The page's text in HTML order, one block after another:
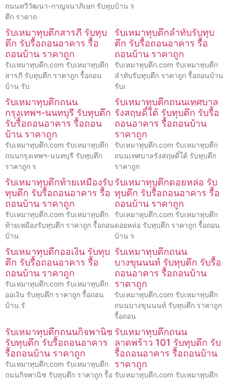
ถนนทวีวัฒนา-กาญจนาภิเษก รับทุบ
ตึก ราคาถ
บ้าน ร
รับเหมาทุบตึกสารภี รับทุบ
ตึก รับรื้อถอนอาคาร รื้อ
ถอนบ้าน ราคาถูก
รับเหมาทุบตึก.com รับเหมาทุบตึก
สารภี รับทุบตึก ราคาถูก รื้อถอน
บ้าน รับ
รับเหมาทุบตึกลำทับรับทุบ
ตึก รับรื้อถอนอาคาร รื้อ
ถอนบ้าน ราคาถูก
รับเหมาทุบตึก.com รับเหมาทุบตึก
ลำทับรับทุบตึก ราคาถูก รื้อถอนบ้าน
รับเ
รับเหมาทุบตึกถนน
กรุงเทพฯ-นนทบุรี รับทุบตึก
รับรื้อถอนอาคาร รื้อถอน
บ้าน ราคาถูก
รับเหมาทุบตึก.com รับเหมาทุบตึก
ถนนกรุงเทพฯ-นนทบุรี รับทุบตึก
ราคาถูก ร
รับเหมาทุบตึกถนนเทศบาล
รังสฤษดิ์ใต้ รับทุบตึก รับรื้อ
ถอนอาคาร รื้อถอนบ้าน
ราคาถูก
รับเหมาทุบตึก.com รับเหมาทุบตึก
ถนนเทศบาลรังสฤษดิ์ใต้ รับทุบตึก
ราคาถูก
รับเหมาทุบตึกท้ายเหมืองรับ
ทุบตึก รับรื้อถอนอาคาร รื้อ
ถอนบ้าน ราคาถูก
รับเหมาทุบตึก.com รับเหมาทุบตึก
ท้ายเหมืองรับทุบตึก ราคาถูก รื้อถอน
บ้าน
รับเหมาทุบตึกดอยหล่อ รับ
ทุบตึก รับรื้อถอนอาคาร รื้อ
ถอนบ้าน ราคาถูก
รับเหมาทุบตึก.com รับเหมาทุบตึก
ดอยหล่อ รับทุบตึก ราคาถูก รื้อถอน
บ้าน ร
รับเหมาทุบตึกออเงิน รับทุบ
ตึก รับรื้อถอนอาคาร รื้อ
ถอนบ้าน ราคาถูก
รับเหมาทุบตึก.com รับเหมาทุบตึก
ออเงิน รับทุบตึก ราคาถูก รื้อถอน
บ้าน รั
รับเหมาทุบตึกถนน
บางขุนนนท์ รับทุบตึก รับรื้อ
ถอนอาคาร รื้อถอนบ้าน
ราคาถูก
รับเหมาทุบตึก.com รับเหมาทุบตึก
ถนนบางขุนนนท์ รับทุบตึก ราคาถูก
รื้อถอน
รับเหมาทุบตึกถนนกิจพานิช
รับทุบตึก รับรื้อถอนอาคาร
รื้อถอนบ้าน ราคาถูก
รับเหมาทุบตึก.com รับเหมาทุบตึก
ถนนกิจพานิช รับทุบตึก ราคาถูก รื้อ
รับเหมาทุบตึกถนน
ลาดพร้าว 101 รับทุบตึก รับ
รื้อถอนอาคาร รื้อถอนบ้าน
ราคาถูก
รับเหมาทุบตึก.com รับเหมาทุบตึก